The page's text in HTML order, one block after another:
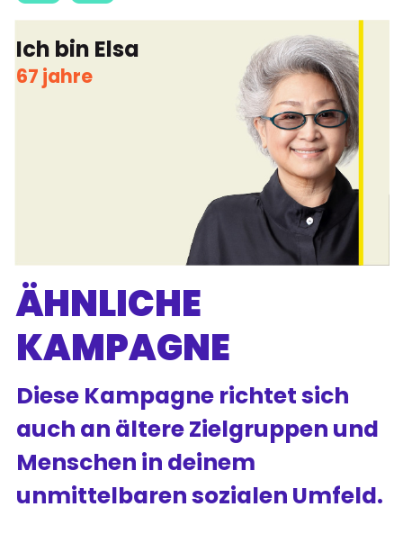
Ich bin Elsa
67 jahre
ÄHNLICHE
KAMPAGNE
Diese Kampagne richtet sich
auch an ältere Zielgruppen und
Menschen in deinem
unmittelbaren sozialen Umfeld.